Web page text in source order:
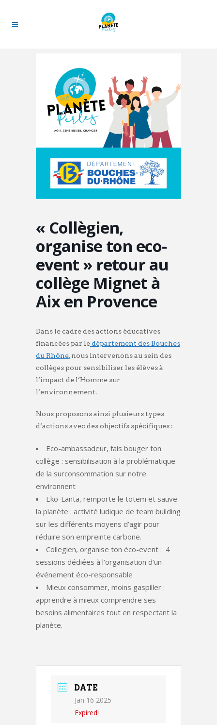
« Collègien,
organise ton eco-
event » retour au
collège Mignet à
Aix en Provence
Dans le cadre des actions éducatives
financées par ledépartement des Bouches
du Rhône, nous intervenons au sein des
collèges pour sensibiliser les élèves à
l’impact de l’Homme sur
l’environnement.
Nous proposons ainsi plusieurs types
d’actions avec des objectifs spécifiques :
Eco-ambassadeur, fais bouger ton
collège : sensibilisation à la problématique
de la surconsommation sur notre
environnent
Eko-Lanta, remporte le totem et sauve
la planète : activité ludique de team building
sur les différents moyens d’agir pour
réduire son empreinte carbone.
Collegien, organise ton éco-event : 4
sessions dédiées à l’organisation d’un
événement éco-responsable
Mieux consommer, moins gaspiller :
apprendre à mieux comprendre ses
besoins alimentaires tout en respectant la
planète.
DATE
Jan 16 2025
Expired!